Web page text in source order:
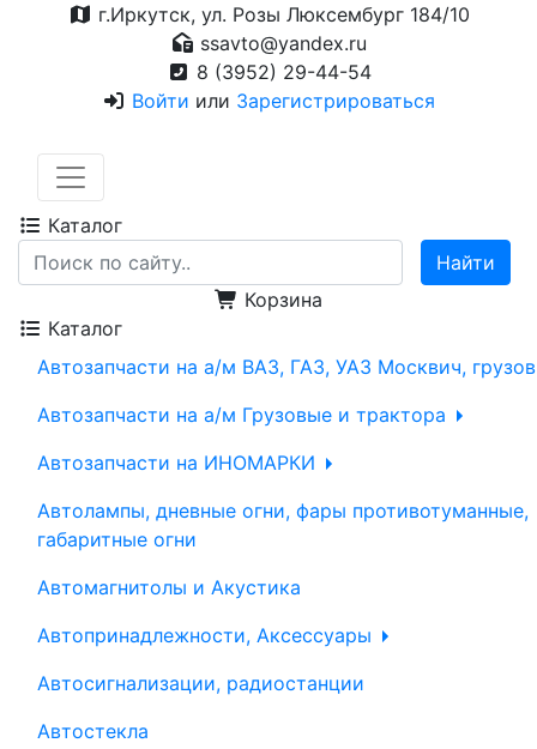
г.Иркутск, ул. Розы Люксембург 184/10
ssavto@yandex.ru
8 (3952) 29-44-54
Войти или Зарегистрироваться
Каталог
Корзина
Каталог
Автозапчасти на а/м ВАЗ, ГАЗ, УАЗ Москвич,
Автозапчасти на а/м Грузовые и трактора
Автозапчасти на ИНОМАРКИ
Автолампы, дневные огни, фары противотуманные,
габаритные огни
Автомагнитолы и Акустика
Автопринадлежности, Аксессуары
Автосигнализации, радиостанции
Автостекла